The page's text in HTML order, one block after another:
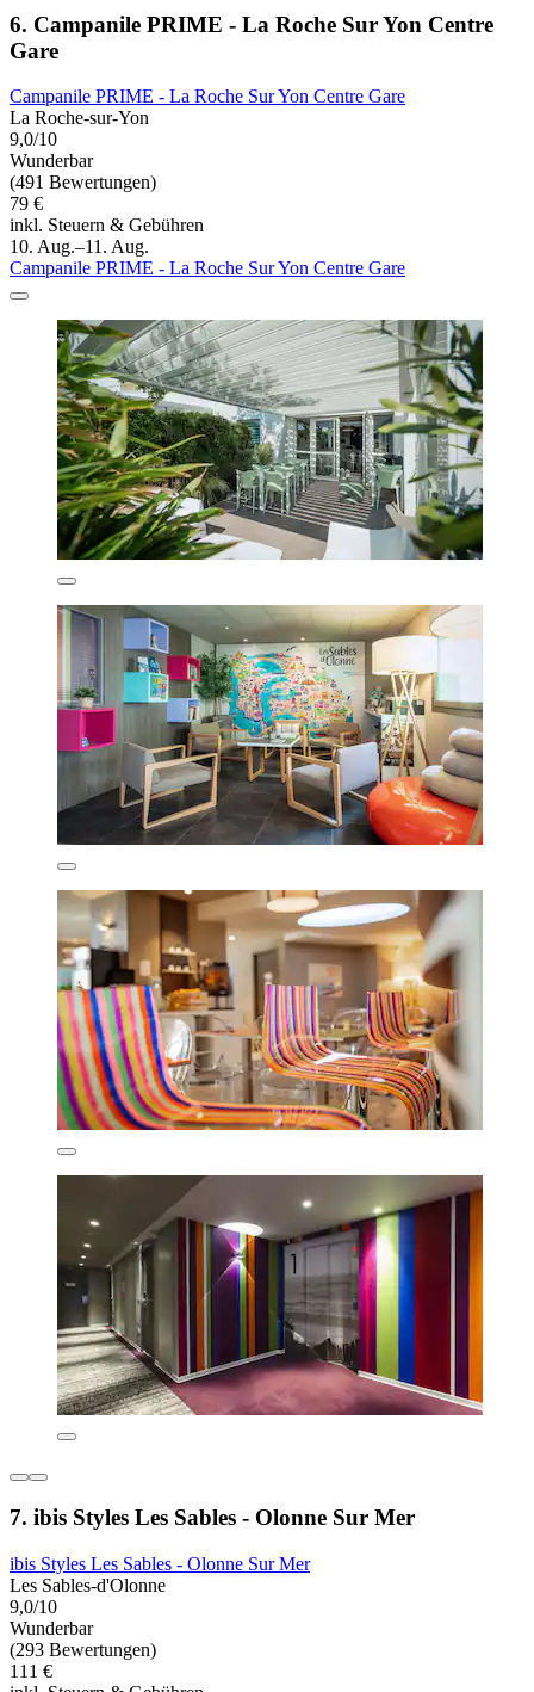
6. Campanile PRIME - La Roche Sur Yon Centre
Gare
Campanile PRIME - La Roche Sur Yon Centre Gare
La Roche-sur-Yon
9,0/10
Wunderbar
(491 Bewertungen)
79 €
inkl. Steuern & Gebühren
10. Aug.–11. Aug.
Campanile PRIME - La Roche Sur Yon Centre Gare
7. ibis Styles Les Sables - Olonne Sur Mer
ibis Styles Les Sables - Olonne Sur Mer
Les Sables-d'Olonne
9,0/10
Wunderbar
(293 Bewertungen)
111 €